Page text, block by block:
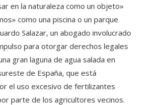
en la naturaleza como un objeto»
como una piscina o un parque
Salazar, un abogado involucrado
para otorgar derechos legales
gran laguna de agua salada en
de España, que está
el uso excesivo de fertilizantes
parte de los agricultores vecinos.